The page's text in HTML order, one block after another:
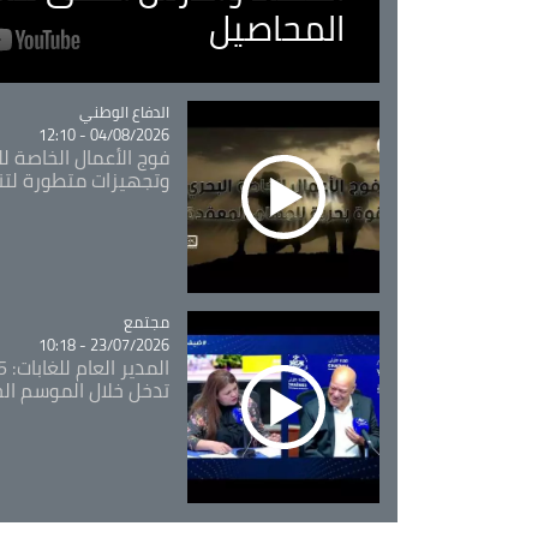
المحاصيل
Catégorie
الدفاع الوطني
04/08/2026 - 12:10
فوج الأعمال الخاصة
وتجهيزات متطورة
Catégorie
مجتمع
23/07/2026 - 10:18
تدخل خلال الموسم